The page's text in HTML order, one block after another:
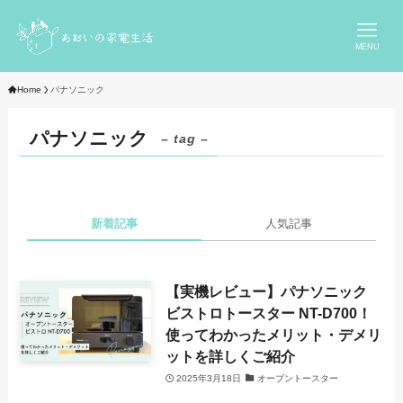
MENU
Home パナソニック
パナソニック – tag –
新着記事 人気記事
【実機レビュー】パナソニック
ビストロトースター NT-D700！
使ってわかったメリット・デメリ
ットを詳しくご紹介
2025年3月18日 オーブントースター